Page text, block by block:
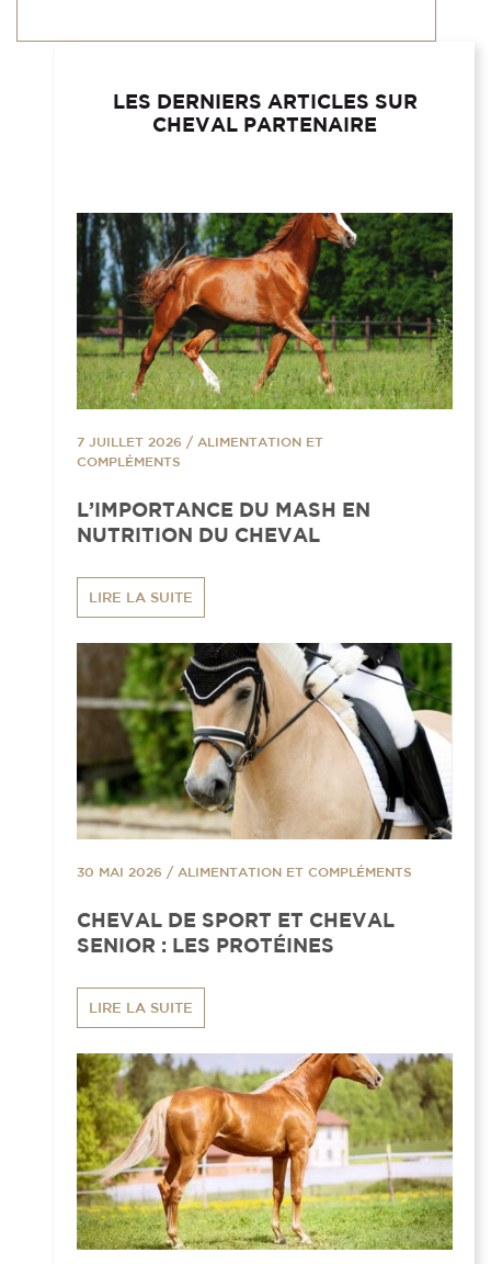
LES DERNIERS ARTICLES SUR
CHEVAL PARTENAIRE
7 JUILLET 2026 / ALIMENTATION ET
COMPLÉMENTS
L’IMPORTANCE DU MASH EN
NUTRITION DU CHEVAL
LIRE LA SUITE
30 MAI 2026 / ALIMENTATION ET COMPLÉMENTS
CHEVAL DE SPORT ET CHEVAL
SENIOR : LES PROTÉINES
LIRE LA SUITE